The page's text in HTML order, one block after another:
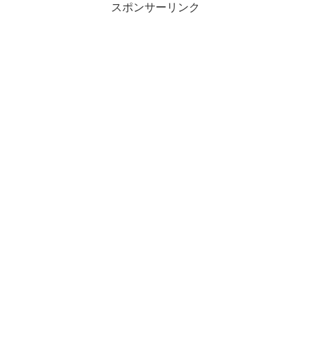
スポンサーリンク